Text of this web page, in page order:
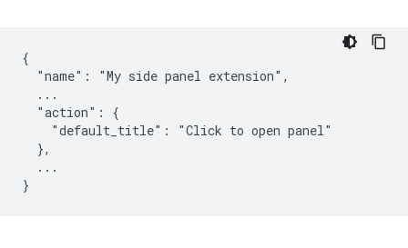
{
  "name": "My side panel extension",
  ...
  "action": {
    "default_title": "Click to open panel"
  },
  ...